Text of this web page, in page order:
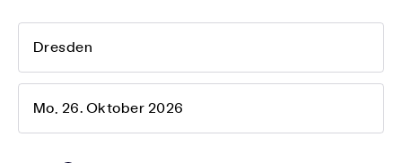
Dresden
Mo, 26. Oktober 2026